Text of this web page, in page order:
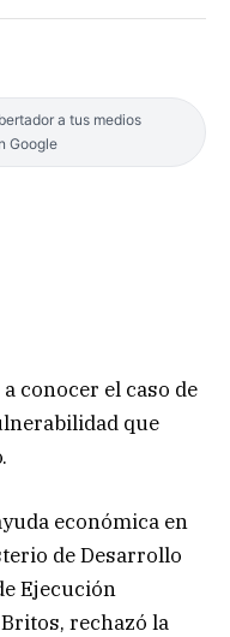
a tus medios
Google
conocer el caso de
que
económica en
de Desarrollo
Ejecución
rechazó la